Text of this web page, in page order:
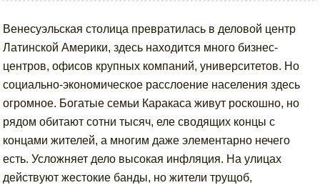
Венесуэльская столица превратилась в деловой центр
Латинской Америки, здесь находится много бизнес-
центров, офисов крупных компаний, университетов. Но
социально-экономическое расслоение населения здесь
огромное. Богатые семьи Каракаса живут роскошно, но
рядом обитают сотни тысяч, еле сводящих концы с
концами жителей, а многим даже элементарно нечего
есть. Усложняет дело высокая инфляция. На улицах
действуют жестокие банды, но жители трущоб,